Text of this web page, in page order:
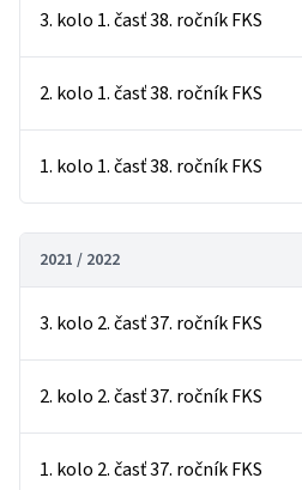
3. kolo 1. časť 38. ročník FKS
2. kolo 1. časť 38. ročník FKS
1. kolo 1. časť 38. ročník FKS
2021 / 2022
3. kolo 2. časť 37. ročník FKS
2. kolo 2. časť 37. ročník FKS
1. kolo 2. časť 37. ročník FKS